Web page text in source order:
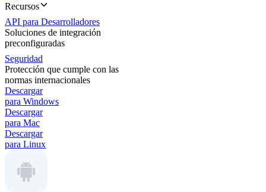
Recursos
API para Desarrolladores
Soluciones de integración
preconfiguradas
Seguridad
Protección que cumple con las
normas internacionales
Descargar
para Windows
Descargar
para Mac
Descargar
para Linux